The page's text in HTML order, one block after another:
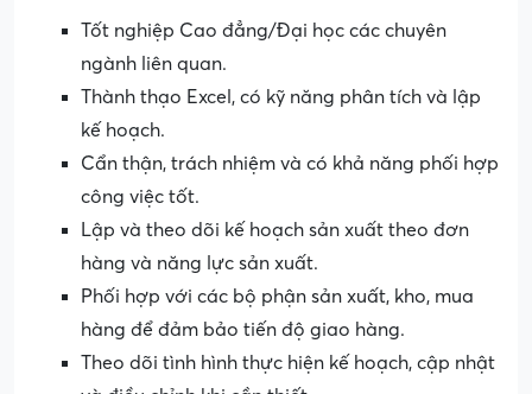
Tốt nghiệp Cao đẳng/Đại học các chuyên
ngành liên quan.
Thành thạo Excel, có kỹ năng phân tích và lập
kế hoạch.
Cẩn thận, trách nhiệm và có khả năng phối hợp
công việc tốt.
Lập và theo dõi kế hoạch sản xuất theo đơn
hàng và năng lực sản xuất.
Phối hợp với các bộ phận sản xuất, kho, mua
hàng để đảm bảo tiến độ giao hàng.
Theo dõi tình hình thực hiện kế hoạch, cập nhật